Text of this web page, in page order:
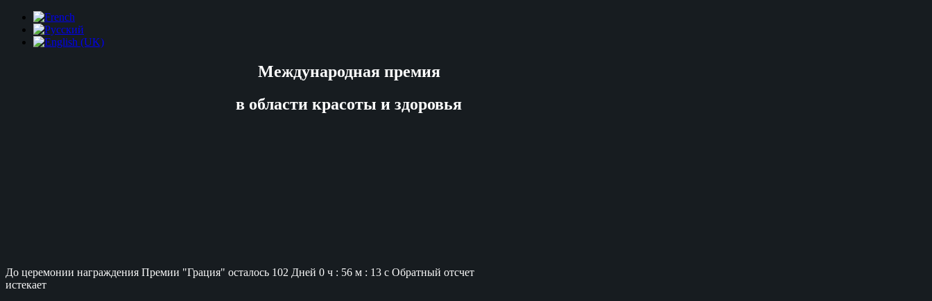
Международная премия
в области красоты и здоровья
До церемонии награждения Премии "Грация" осталось 102 Дней 0 ч : 56 м : 13 с Обратный отсчет
истекает